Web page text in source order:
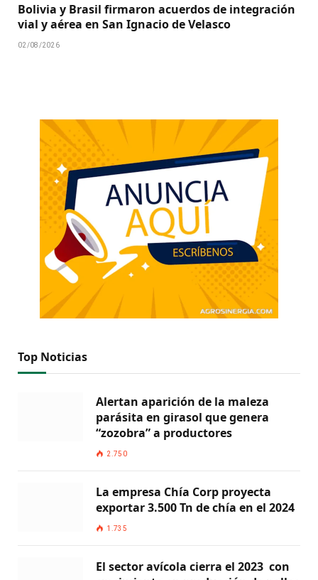
Bolivia y Brasil firmaron acuerdos de integración
vial y aérea en San Ignacio de Velasco
02/08/2026
Top Noticias
Alertan aparición de la maleza
parásita en girasol que genera
“zozobra” a productores
2.750
La empresa Chía Corp proyecta
exportar 3.500 Tn de chía en el 2024
1.735
El sector avícola cierra el 2023 con